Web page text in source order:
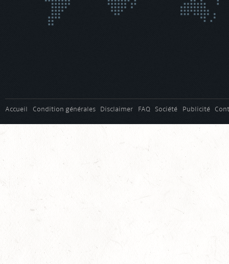
Accueil Condition générales Disclaimer FAQ Société Publicité